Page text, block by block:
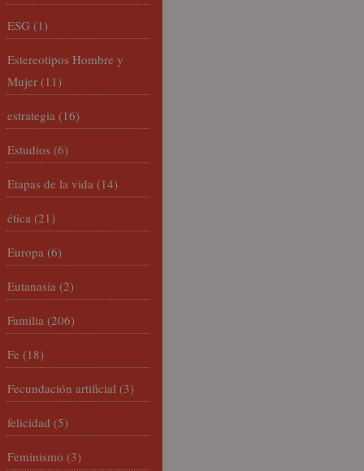
ESG (1)
Estereotipos Hombre y
Mujer (11)
estrategia (16)
Estudios (6)
Etapas de la vida (14)
ética (21)
Europa (6)
Eutanasia (2)
Familia (206)
Fe (18)
Fecundación artificial (3)
felicidad (5)
Feminismo (3)